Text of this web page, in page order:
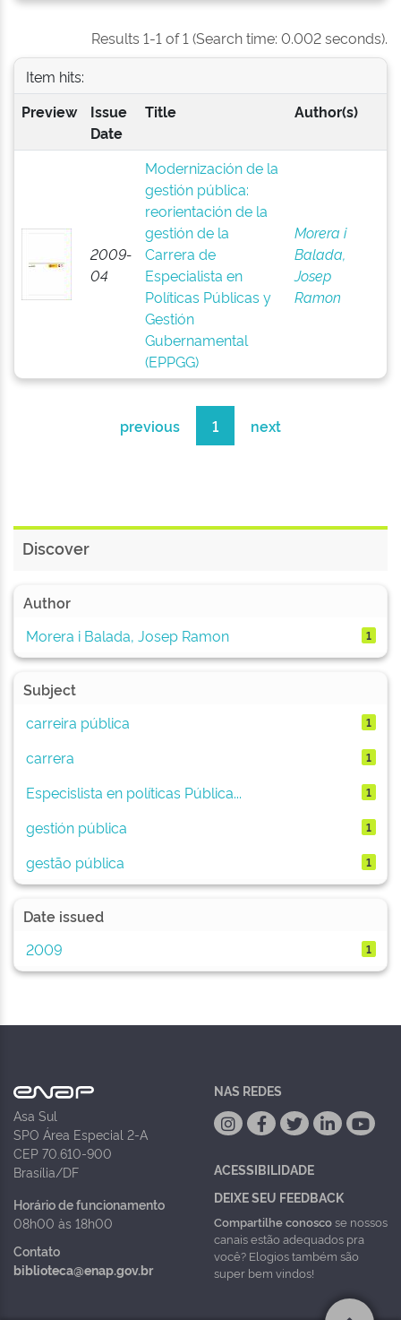
Results 1-1 of 1 (Search time: 0.002 seconds).
Item hits:
Preview
Issue
Date
Title Author(s)
2009-
04
Modernización de la
gestión pública:
reorientación de la
gestión de la
Carrera de
Especialista en
Políticas Públicas y
Gestión
Gubernamental
(EPPGG)
Morera i
Balada,
Josep
Ramon
previous 1 next
Discover
Author
Morera i Balada, Josep Ramon
1
Subject
carreira pública
1
carrera 1
Especislista en políticas Pública... 1
gestión pública 1
gestão pública 1
Date issued
2009
1
Asa Sul
SPO Área Especial 2-A
CEP 70.610-900
Brasília/DF
Horário de funcionamento
08h00 às 18h00
Contato
biblioteca@enap.gov.br
NAS REDES
ACESSIBILIDADE
DEIXE SEU FEEDBACK
Compartilhe conoscose nossos
canais estão adequados pra
você? Elogios também são
super bem vindos!